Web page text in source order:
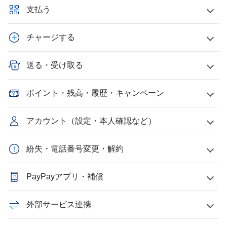
支払う
チャージする
送る・受け取る
ポイント・残高・履歴・キャンペーン
アカウント（設定・本人確認など）
紛失・電話番号変更・解約
PayPayアプリ・補償
外部サービス連携